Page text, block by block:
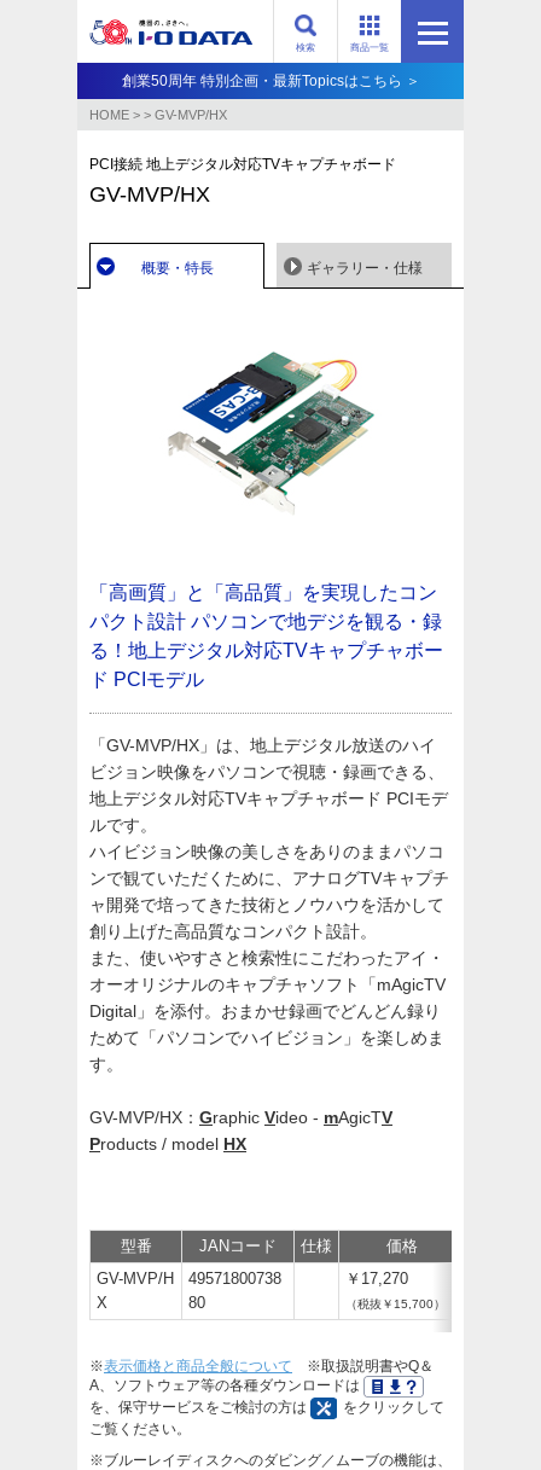
商品一覧
検索
創業50周年 特別企画・最新Topicsはこちら ＞
HOME > > GV-MVP/HX
PCI接続 地上デジタル対応TVキャプチャボード
GV-MVP/HX
概要・特長 ギャラリー・仕様
「高画質」と「高品質」を実現したコン
パクト設計 パソコンで地デジを観る・録
る！地上デジタル対応TVキャプチャボー
ド PCIモデル
「GV-MVP/HX」は、地上デジタル放送のハイ
ビジョン映像をパソコンで視聴・録画できる、
地上デジタル対応TVキャプチャボード PCIモデ
ルです。
ハイビジョン映像の美しさをありのままパソコ
ンで観ていただくために、アナログTVキャプチ
ャ開発で培ってきた技術とノウハウを活かして
創り上げた高品質なコンパクト設計。
また、使いやすさと検索性にこだわったアイ・
オーオリジナルのキャプチャソフト「mAgicTV
Digital」を添付。おまかせ録画でどんどん録り
ためて「パソコンでハイビジョン」を楽しめま
す。
GV-MVP/HX： Graphic Video - mAgicTV
Products / model HX
型番 JANコード 仕様 価格
GV-MVP/H
X
49571800738
80
￥17,270
（税抜￥15,700）
※表示価格と商品全般について ※取扱説明書やQ＆
A、ソフトウェア等の各種ダウンロードは
を、保守サービスをご検討の方は
をクリックして
ご覧ください。
※ブルーレイディスクへのダビング／ムーブの機能は、